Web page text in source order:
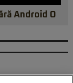
Android O